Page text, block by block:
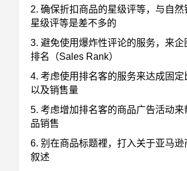
2. 确保折扣商品的星级评等，与自然
星级评等是差不多的
3. 避免使用爆炸性评论的服务，来企
排名（Sales Rank）
4. 考虑使用排名客的服务来达成固定
以及销售量
5. 考虑增加排名客的商品广告活动来
品销售
6. 别在商品标题裡，打入关于亚马逊
叙述